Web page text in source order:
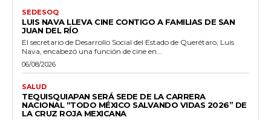
SEDESOQ
LUIS NAVA LLEVA CINE CONTIGO A FAMILIAS DE SAN
JUAN DEL RÍO
El secretario de Desarrollo Social del Estado de Querétaro, Luis
Nava, encabezó una función de cine en...
06/08/2026
SALUD
TEQUISQUIAPAN SERÁ SEDE DE LA CARRERA
NACIONAL “TODO MÉXICO SALVANDO VIDAS 2026” DE
LA CRUZ ROJA MEXICANA